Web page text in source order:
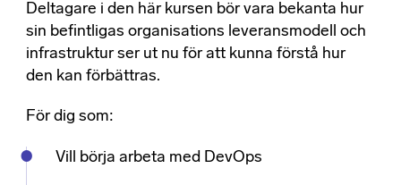
Deltagare i den här kursen bör vara bekanta hur
sin befintligas organisations leveransmodell och
infrastruktur ser ut nu för att kunna förstå hur
den kan förbättras.
För dig som:
Vill börja arbeta med DevOps